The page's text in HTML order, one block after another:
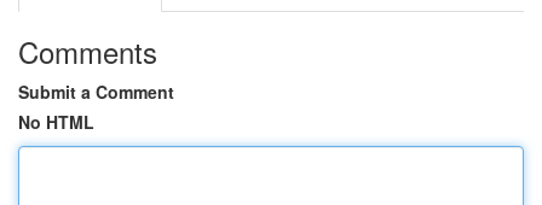
Comments
Submit a Comment
No HTML